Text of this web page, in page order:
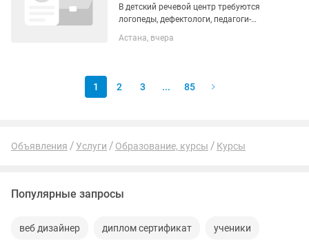
В детский речевой центр требуются
логопеды, дефектологи, педагоги-
создаем профессиональную и теплую
Астана, вчера
1 2 3 ... 85
Объявления Услуги Образование, курсы Курсы
Популярные запросы
веб дизайнер диплом сертификат ученики